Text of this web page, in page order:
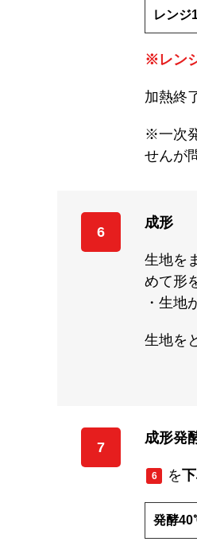
レン
※レン
加熱終
※一次
せんが
6
成形
生地を
めて形
・生地
生地を
7
成形発
6 を
発酵